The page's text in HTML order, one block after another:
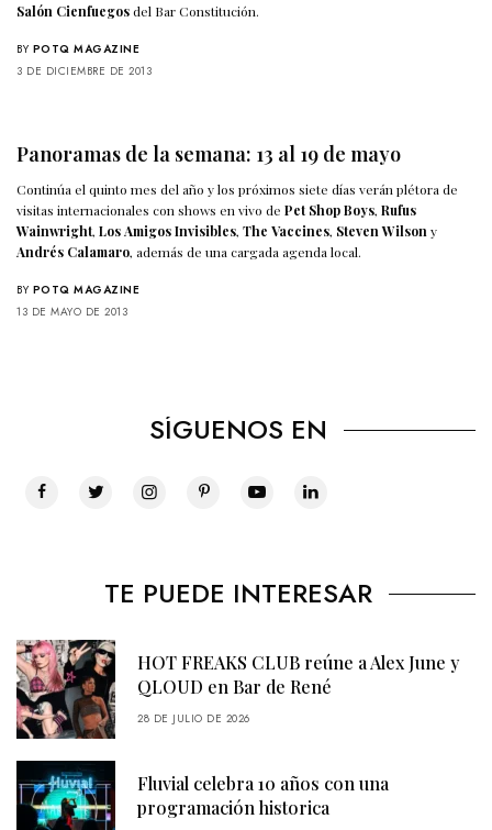
Salón Cienfuegosdel Bar Constitución.
BY POTQ MAGAZINE
3 DE DICIEMBRE DE 2013
Panoramas de la semana: 13 al 19 de mayo
Continúa el quinto mes del año y los próximos siete días verán plétora de
visitas internacionales con shows en vivo dePet Shop Boys,Rufus
Wainwright,Los Amigos Invisibles,The Vaccines, Steven Wilson y
Andrés Calamaro, además de una cargada agenda local.
BY POTQ MAGAZINE
13 DE MAYO DE 2013
SÍGUENOS EN
TE PUEDE INTERESAR
HOT FREAKS CLUB reúne a Alex June y
QLOUD en Bar de René
28 DE JULIO DE 2026
Fluvial celebra 10 años con una
programación historica